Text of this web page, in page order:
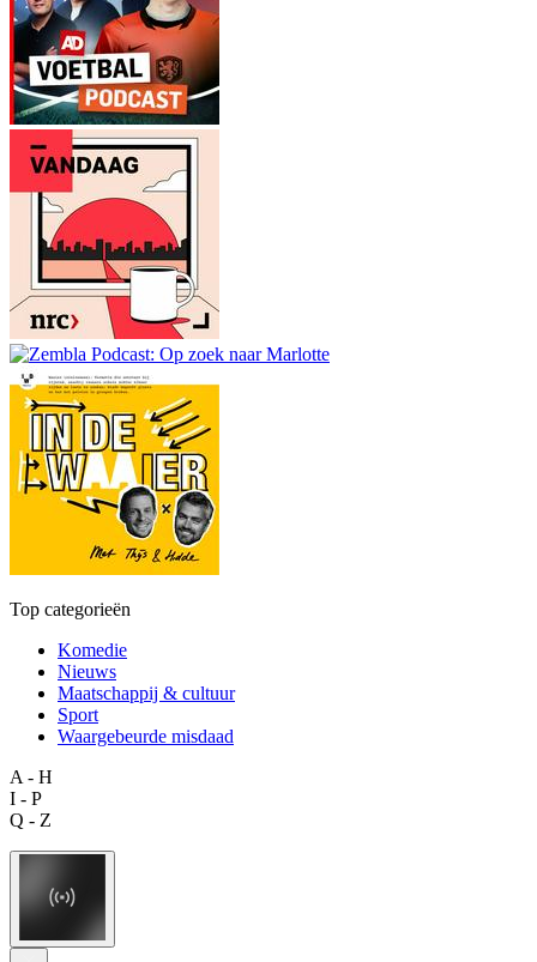
Top categorieën
Komedie
Nieuws
Maatschappij & cultuur
Sport
Waargebeurde misdaad
A - H
I - P
Q - Z